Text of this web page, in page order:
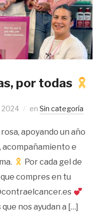
por todas
2024 en Sin categoría
apoyando un año
acompañamiento e
Por cada gel de
compres en tu
nos ayudan a […]